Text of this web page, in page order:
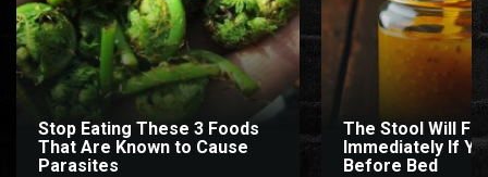
Stop Eating These 3 Foods
That Are Known to Cause
Parasites
The Stool Will Fly
Immediately If
Before Bed